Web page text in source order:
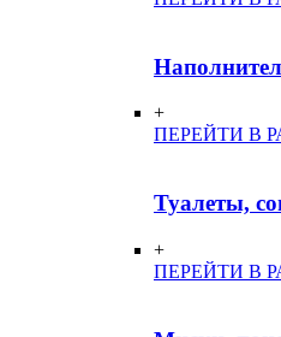
+
ПЕРЕЙТИ В
Туалеты,
+
ПЕРЕЙТИ В